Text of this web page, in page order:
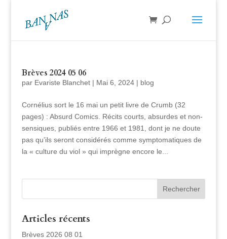
Brèves 2024 05 06
par Evariste Blanchet| Mai 6, 2024| blog
Cornélius sort le 16 mai un petit livre de Crumb (32
pages) : Absurd Comics. Récits courts, absurdes et non-
sensiques, publiés entre 1966 et 1981, dont je ne doute
pas qu’ils seront considérés comme symptomatiques de
la « culture du viol » qui imprègne encore le...
Articles récents
Brèves 2026 08 01